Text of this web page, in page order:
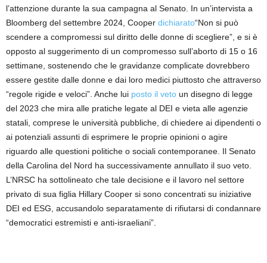
l’attenzione durante la sua campagna al Senato. In un’intervista a
Bloomberg del settembre 2024, Cooper dichiarato“Non si può
scendere a compromessi sul diritto delle donne di scegliere”, e si è
opposto al suggerimento di un compromesso sull’aborto di 15 o 16
settimane, sostenendo che le gravidanze complicate dovrebbero
essere gestite dalle donne e dai loro medici piuttosto che attraverso
“regole rigide e veloci”. Anche lui posto il veto un disegno di legge
del 2023 che mira alle pratiche legate al DEI e vieta alle agenzie
statali, comprese le università pubbliche, di chiedere ai dipendenti o
ai potenziali assunti di esprimere le proprie opinioni o agire
riguardo alle questioni politiche o sociali contemporanee. Il Senato
della Carolina del Nord ha successivamente annullato il suo veto.
L’NRSC ha sottolineato che tale decisione e il lavoro nel settore
privato di sua figlia Hillary Cooper si sono concentrati su iniziative
DEI ed ESG, accusandolo separatamente di rifiutarsi di condannare
“democratici estremisti e anti-israeliani”.